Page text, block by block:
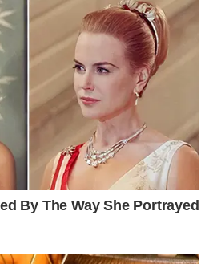
By The Way She Portrayed